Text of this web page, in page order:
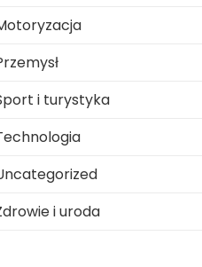
i turystyka
i uroda